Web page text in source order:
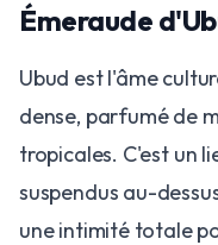
Émeraude
Ubud est l'âme
dense, parfumé de
tropicales. C'est un
suspendus au-
une intimité totale